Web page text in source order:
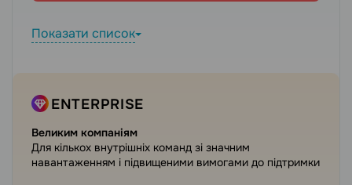
Показати список
ENTERPRISE
Великим компаніям
Для кількох внутрішніх команд зі значним
навантаженням і підвищеними вимогами до підтримки